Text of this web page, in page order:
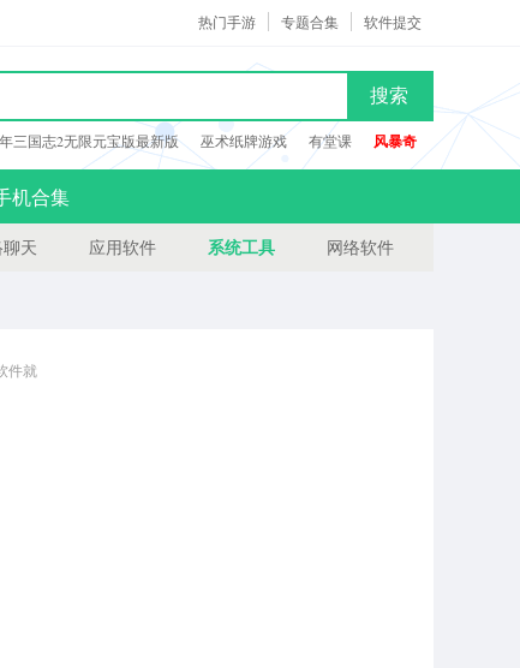
软件提交
专题合集
热门手游
搜索
三国志2无限元宝版最新版 巫术纸牌游戏 有堂课
风暴奇
机合集
天 应用软件 系统工具 网络软件
件就